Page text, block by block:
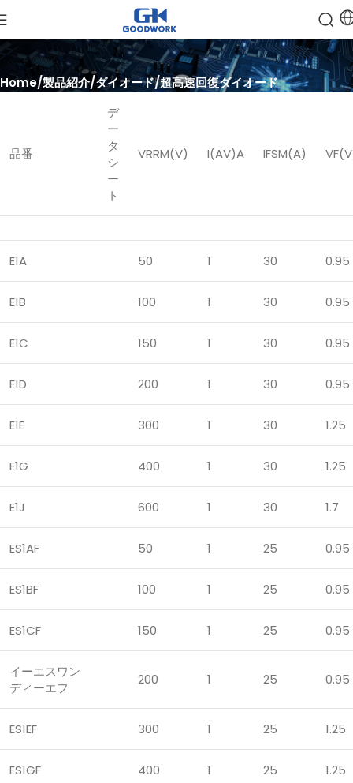
Home 製品紹介 ダイオード 超高速回復ダイオード
品番
デ
ー
タ
シ
ー
ト
VRRM(V) I(AV)A IFSM(A)
E1A 50 1 30 0.95
E1B 100 1 30 0.95
E1C 150 1 30 0.95
E1D 200 1 30 0.95
E1E 300 1 30 1.25
E1G 400 1 30 1.25
E1J 600 1 30 1.7
ES1AF 50 1 25 0.95
ES1BF 100 1 25 0.95
ES1CF 150 1 25 0.95
イーエスワン
ディーエフ
200 1 25 0.95
ES1EF 300 1 25 1.25
ES1GF 400 1 25 1.25